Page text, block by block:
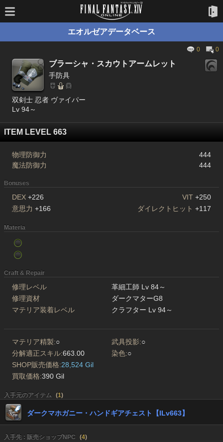
エオルゼアデータベース
0 0
ブラーシャ・スカウトアームレット
手防具
双剣士 忍者 ヴァイパー
Lv 94～
ITEM LEVEL 663
物理防御力
444
魔法防御力
444
Bonuses
DEX +226 VIT +250
意思力 +166 ダイレクトヒット +117
Materia
Craft & Repair
修理レベル
革細工師 Lv 84～
修理資材
ダークマターG8
マテリア装着レベル
クラフター Lv 94～
マテリア精製:○ 武具投影:○
分解適正スキル:663.00 染色:○
SHOP販売価格:28,524 Gil
買取価格:390 Gil
入手元のアイテム (1)
ダークマホガニー・ハンドギアチェスト【ILv663】
入手先 : 販売ショップNPC (4)